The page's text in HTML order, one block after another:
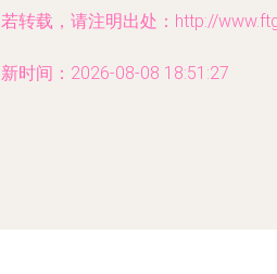
转载，请注明出处：http://
时间：2026-08-08 18:51:27